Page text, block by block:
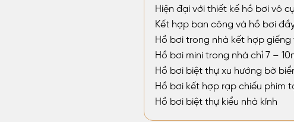
Hiện đại với thiết kế hồ bơi vô
Kết hợp ban công và hồ bơi
Hồ bơi trong nhà kết hợp giếng
Hồ bơi mini trong nhà chỉ 7 –
Hồ bơi biệt thự xu hướng bờ
Hồ bơi kết hợp rạp chiếu phim
Hồ bơi biệt thự kiểu nhà kính